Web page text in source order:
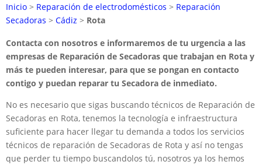
Inicio > Reparación de electrodomésticos > Reparación
Secadoras > Cádiz > Rota
Contacta con nosotros e informaremos de tu urgencia a las
empresas de Reparación de Secadoras que trabajan en Rota y
más te pueden interesar, para que se pongan en contacto
contigo y puedan reparar tu Secadora de inmediato.
No es necesario que sigas buscando técnicos de Reparación de
Secadoras en Rota, tenemos la tecnología e infraestructura
suficiente para hacer llegar tu demanda a todos los servicios
técnicos de reparación de Secadoras de Rota y así no tengas
que perder tu tiempo buscandolos tú, nosotros ya los hemos